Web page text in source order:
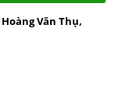
Văn Thụ,